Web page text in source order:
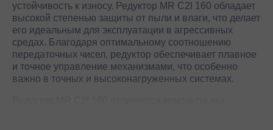
устойчивость к износу. Редуктор MR C2I 160 обладает
высокой степенью защиты от пыли и влаги, что делает
его идеальным для эксплуатации в агрессивных
средах. Благодаря оптимальному соотношению
передаточных чисел, редуктор обеспечивает плавное
и точное управление механизмами, что особенно
важно в точных и высоконагруженных системах.